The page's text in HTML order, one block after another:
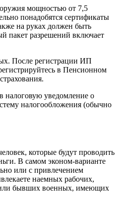
мощностью от 7,5
понадобятся сертификаты
на руках должен быть
пакет разрешений включает
После регистрации ИП
в Пенсионном
налоговую уведомление о
налогообложения (обычно
которые будут проводить
В самом эконом-варианте
или с привлечением
наемных рабочих,
бывших военных, имеющих